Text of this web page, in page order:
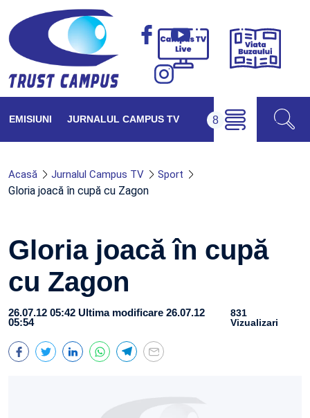
Campus
Viața
EMISIUNI JURNALUL CAMPUS TV
Acasă Jurnalul Campus TV Sport
Gloria joacă în cupă cu Zagon
Gloria joacă în cupă
cu Zagon
26.07.12 05:42 Ultima modificare 26.07.12
05:54
831
Vizualizari